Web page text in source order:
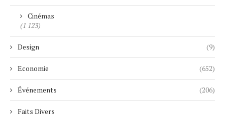
Cinémas
(1 123)
Design (9)
Economie (652)
Événements (206)
Faits Divers